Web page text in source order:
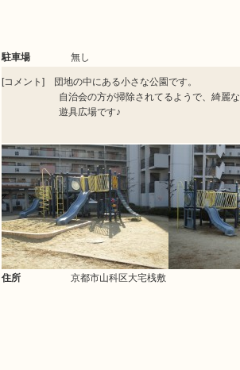
駐車場 無し
[コメント] 団地の中にある小さな公園です。
自治会の方が掃除されてるようで、綺麗な
遊具広場です♪
住所 京都市山科区大宅桟敷